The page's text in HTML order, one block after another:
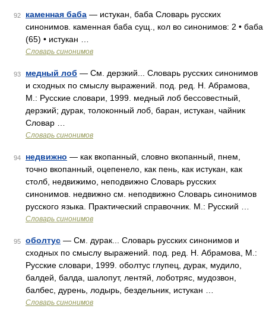
92 каменная баба — истукан, баба Словарь русских
синонимов. каменная баба сущ., кол во синонимов: 2 • баба
(65) • истукан …
Словарь синонимов
93 медный лоб — См. дерзкий... Словарь русских синонимов
и сходных по смыслу выражений. под. ред. Н. Абрамова,
М.: Русские словари, 1999. медный лоб бессовестный,
дерзкий; дурак, толоконный лоб, баран, истукан, чайник
Словар …
Словарь синонимов
94 недвижно — как вкопанный, словно вкопанный, пнем,
точно вкопанный, оцепенело, как пень, как истукан, как
столб, недвижимо, неподвижно Словарь русских
синонимов. недвижно см. неподвижно Словарь синонимов
русского языка. Практический справочник. М.: Русский …
Словарь синонимов
95 оболтус — См. дурак... Словарь русских синонимов и
сходных по смыслу выражений. под. ред. Н. Абрамова, М.:
Русские словари, 1999. оболтус глупец, дурак, мудило,
балдей, балда, шалопут, лентяй, лоботряс, мудозвон,
балбес, дурень, лодырь, бездельник, истукан …
Словарь синонимов